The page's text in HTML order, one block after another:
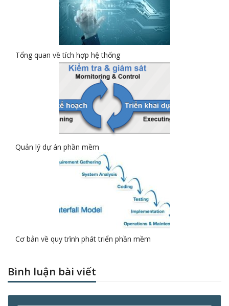
Tổng quan về tích hợp hệ thống
Quản lý dự án phần mềm
Cơ bản về quy trình phát triển phần mềm
Bình luận bài viết